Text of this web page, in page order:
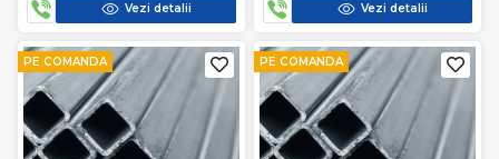
Vezi detalii Vezi detalii
PE COMANDA PE COMANDA